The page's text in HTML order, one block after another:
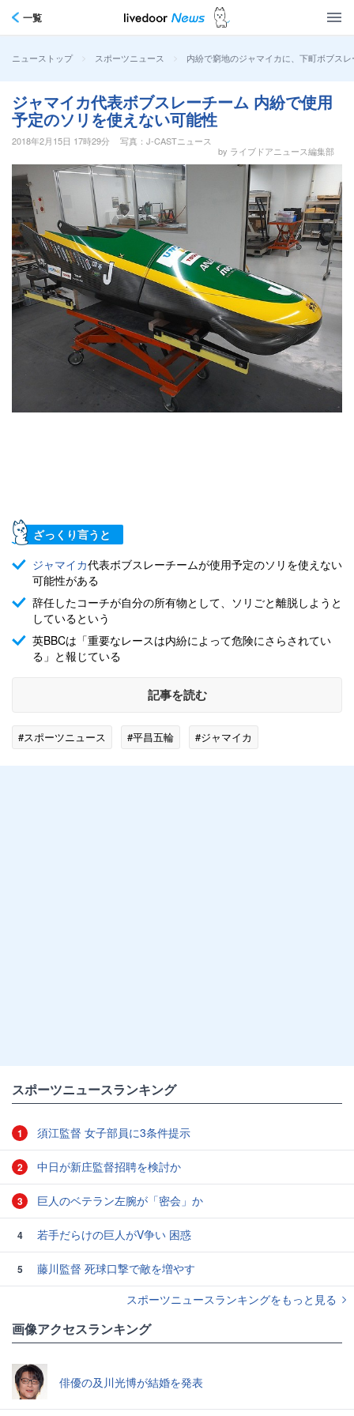
一覧
ニューストップ > スポーツニュース > 内紛で窮地のジャマイカに、下町ボブス
ジャマイカ代表ボブスレーチーム 内紛で使用
予定のソリを使えない可能性
2018年2月15日 17時29分
写真：J-CASTニュース
by ライブドアニュース編集部
ざっくり言うと
ジャマイカ代表ボブスレーチームが使用予定のソリを使えない
可能性がある
辞任したコーチが自分の所有物として、ソリごと離脱しようと
しているという
英BBCは「重要なレースは内紛によって危険にさらされてい
る」と報じている
記事を読む
#スポーツニュース #平昌五輪 #ジャマイカ
スポーツニュースランキング
1 須江監督 女子部員に3条件提示
2 中日が新庄監督招聘を検討か
3 巨人のベテラン左腕が「密会」か
4 若手だらけの巨人がV争い 困惑
5
藤川監督 死球口撃で敵を増やす
スポーツニュースランキングをもっと見る
画像アクセスランキング
俳優の及川光博が結婚を発表